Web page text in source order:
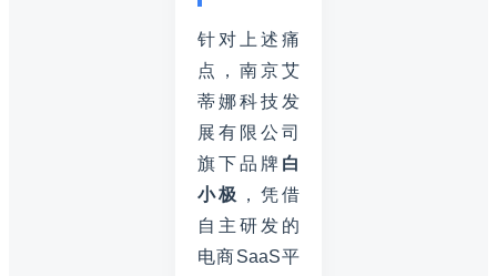
针对上述痛
点，南京艾
蒂娜科技发
展有限公司
旗下品牌 白
小极
，凭借
自主研发的
电商SaaS平